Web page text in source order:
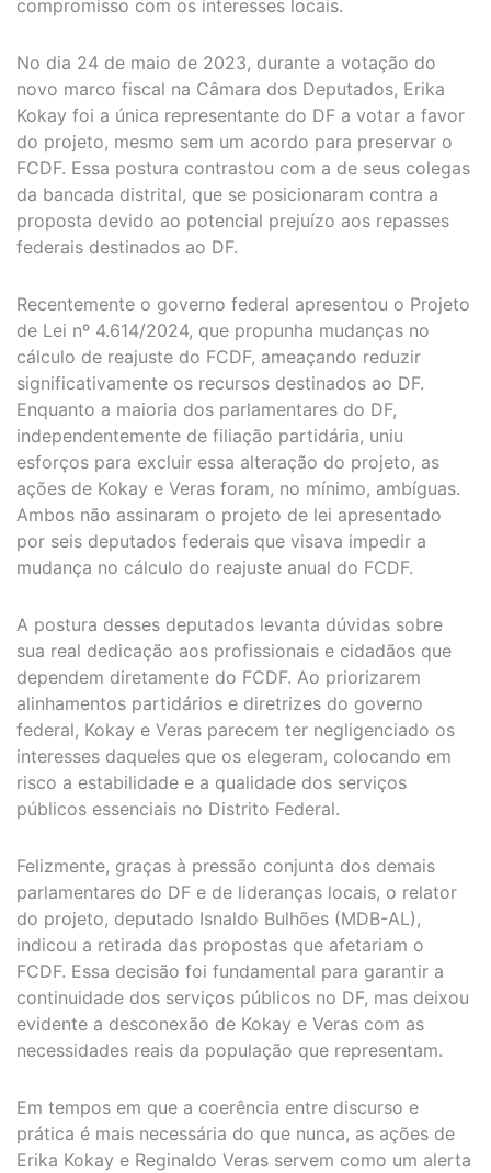
compromisso com os interesses locais.
No dia 24 de maio de 2023, durante a votação do
novo marco fiscal na Câmara dos Deputados, Erika
Kokay foi a única representante do DF a votar a favor
do projeto, mesmo sem um acordo para preservar o
FCDF. Essa postura contrastou com a de seus colegas
da bancada distrital, que se posicionaram contra a
proposta devido ao potencial prejuízo aos repasses
federais destinados ao DF.
Recentemente o governo federal apresentou o Projeto
de Lei nº 4.614/2024, que propunha mudanças no
cálculo de reajuste do FCDF, ameaçando reduzir
significativamente os recursos destinados ao DF.
Enquanto a maioria dos parlamentares do DF,
independentemente de filiação partidária, uniu
esforços para excluir essa alteração do projeto, as
ações de Kokay e Veras foram, no mínimo, ambíguas.
Ambos não assinaram o projeto de lei apresentado
por seis deputados federais que visava impedir a
mudança no cálculo do reajuste anual do FCDF.
A postura desses deputados levanta dúvidas sobre
sua real dedicação aos profissionais e cidadãos que
dependem diretamente do FCDF. Ao priorizarem
alinhamentos partidários e diretrizes do governo
federal, Kokay e Veras parecem ter negligenciado os
interesses daqueles que os elegeram, colocando em
risco a estabilidade e a qualidade dos serviços
públicos essenciais no Distrito Federal.
Felizmente, graças à pressão conjunta dos demais
parlamentares do DF e de lideranças locais, o relator
do projeto, deputado Isnaldo Bulhões (MDB-AL),
indicou a retirada das propostas que afetariam o
FCDF. Essa decisão foi fundamental para garantir a
continuidade dos serviços públicos no DF, mas deixou
evidente a desconexão de Kokay e Veras com as
necessidades reais da população que representam.
Em tempos em que a coerência entre discurso e
prática é mais necessária do que nunca, as ações de
Erika Kokay e Reginaldo Veras servem como um alerta